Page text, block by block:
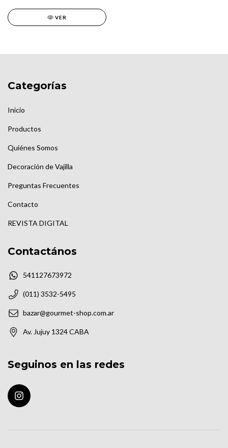
VER
Categorías
Inicio
Productos
Quiénes Somos
Decoración de Vajilla
Preguntas Frecuentes
Contacto
REVISTA DIGITAL
Contactános
541127673972
(011) 3532-5495
bazar@gourmet-shop.com.ar
Av. Jujuy 1324 CABA
Seguinos en las redes